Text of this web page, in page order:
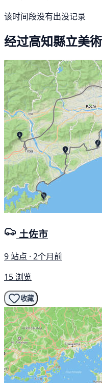
该时间段没有出没记录
经过高知縣立美
土佐市
9 站点 · 2个月前
15 浏览
收藏